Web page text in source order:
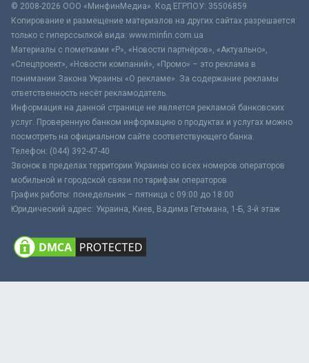
© 2008-2026 ООО «МинфинМедиа». Код ЕГРПОУ: 35506859
Копирование и размещение материалов на других сайтах разрешается
только с гиперссылкой вида: www.minfin.com.ua
Материалы с пометками «Р», «Новости партнёров», «Актуально»,
«Спецпроект», «Новости компаний», «Промо» – это реклама в
понимании Закона Украины «О рекламе». За содержание рекламы
ответственность несёт рекламодатель.
Информация на данной странице не является рекламой банковских
услуг. Проверенную банком информацию о продуктах и услугах можно
посмотреть на официальном сайте соответствующего банка.
Телефон: (044) 392-47-40
Звонок в пределах территории Украины со всех номеров операторов
мобильной и городской связи по тарифам операторов
График работы: понедельник – пятница с 09:00 до 18:00
Юридический адрес: Украина, Киев, Вадима Гетьмана, 1-Б, 3-й этаж